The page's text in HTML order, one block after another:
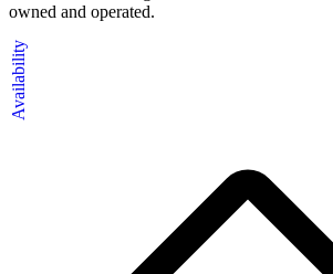
owned and operated.
Availability